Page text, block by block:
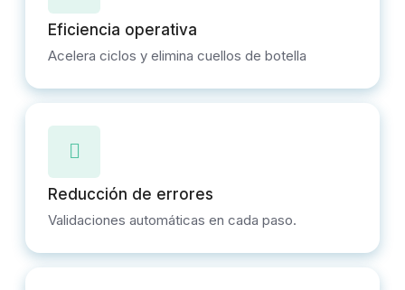
Eficiencia operativa
Acelera ciclos y elimina cuellos de botella
Reducción de errores
Validaciones automáticas en cada paso.